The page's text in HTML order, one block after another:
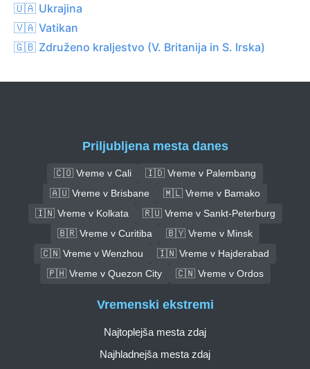
🇺🇦 Ukrajina
🇻🇦 Vatikan
🇬🇧 Združeno kraljestvo (V. Britanija in S. Irska)
Priljubljena mesta danes
🇨🇴 Vreme v Cali
🇮🇩 Vreme v Palembang
🇦🇺 Vreme v Brisbane
🇲🇱 Vreme v Bamako
🇮🇳 Vreme v Kolkata
🇷🇺 Vreme v Sankt-Peterburg
🇧🇷 Vreme v Curitiba
🇧🇾 Vreme v Minsk
🇨🇳 Vreme v Wenzhou
🇮🇳 Vreme v Hajderabad
🇵🇭 Vreme v Quezon City
🇨🇳 Vreme v Ordos
Vremenski ekstremi
Najtoplejša mesta zdaj
Najhladnejša mesta zdaj